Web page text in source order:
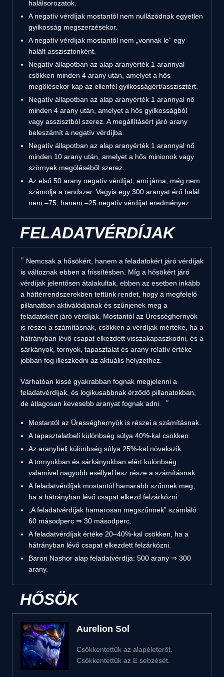
halálsorozatok.
A negatív vérdíjak mostantól nem nullázódnak egyetlen
gyilkosság megszerzésekor.
A negatív vérdíjak mostantól nem „vonnak le” egy
halált asszisztonként.
Negatív állapotban az alap aranyérték 1 arannyal
csökken minden 4 arany után, amelyet a hős
megölésekor kap az ellenfél gyilkosságért/asszisztért.
Negatív állapotban az alap aranyérték 1 arannyal nő
minden 4 arany után, amelyet a hős gyilkosságból
vagy asszisztból szerez. A megállításért járó arany
beleszámít a negatív vérdíjba.
Negatív állapotban az alap aranyérték 1 arannyal nő
minden 10 arany után, amelyet a hős minionok vagy
szörnyek megöléséből szerez.
Az első 50 arany negatív vérdíjat, ami járna, még nem
számolja a rendszer. Vagyis egy 300 aranyat érő halál
nem –75, hanem –25 negatív vérdíjat eredményez.
FELADATVÉRDÍJAK
Nemcsak a hősökért, hanem a feladatokért járó vérdíjak
is változnak ebben a frissítésben. Míg a hősökért járó
vérdíjak jelentősen átalakultak, ebben az esetben inkább
a háttérrendszerekben tettünk rendet, hogy a megfelelő
pillanatban aktiválódjanak és szűnjenek meg a
feladatokért járó vérdíjak. Mostantól az Ürességhernyók
is részei a számításnak, csökken a vérdíjak mértéke, ha a
hátrányban lévő csapat elkezdett visszakapaszkodni, és a
sárkányok, tornyok, tapasztalat és arany relatív értéke
jobban fog illeszkedni az aktuális helyzethez.
Várhatóan kissé gyakrabban fognak megjelenni a
feladatvérdíjak, és logikusabbnak érződő pillanatokban,
de átlagosan kevesebb aranyat fognak adni.
Mostantól az Ürességhernyók is részei a számításnak.
A tapasztalatbeli különbség súlya 40%-kal csökken.
Az aranybeli különbség súlya 25%-kal növekszik.
A tornyokban és sárkányokban elért különbség
valamivel nagyobb eséllyel lesz része a számításnak.
A feladatvérdíjak mostantól hamarabb szűnnek meg,
ha a hátrányban lévő csapat elkezd felzárkózni.
„A feladatvérdíjak hamarosan megszűnnek” számláló:
60 másodperc ⇒ 30 másodperc.
A feladatvérdíjak értéke 20–40%-kal csökken, ha a
hátrányban lévő csapat elkezdett felzárkózni.
Baron Nashor alap feladatvérdíja: 500 arany ⇒ 300
arany.
HŐSÖK
Aurelion Sol
Csökkentettük az alapéleterőt.
Csökkentettük az E sebzését.